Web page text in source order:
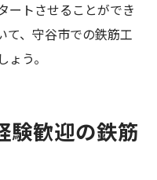
挑戦守谷市での準
工社員に挑戦する
ートさせることができ
て、守谷市での鉄筋工
う。
験歓迎の鉄筋